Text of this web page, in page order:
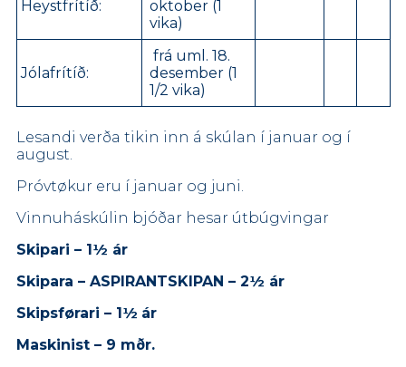
Heystfrítíð:
oktober (1
vika)
Jólafrítíð:
frá uml. 18.
desember (1
1/2 vika)
Lesandi verða tikin inn á skúlan í januar og í
august.
Próvtøkur eru í januar og juni.
Vinnuháskúlin bjóðar hesar útbúgvingar
Skipari – 1½ ár
Skipara – ASPIRANTSKIPAN – 2½ ár
Skipsførari – 1½ ár
Maskinist – 9 mðr.